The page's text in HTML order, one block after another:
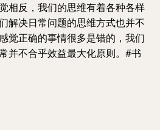
相反，我们的思维有着各种各样
解决日常问题的思维方式也并不
觉正确的事情很多是错的，我们
并不合乎效益最大化原则。#书